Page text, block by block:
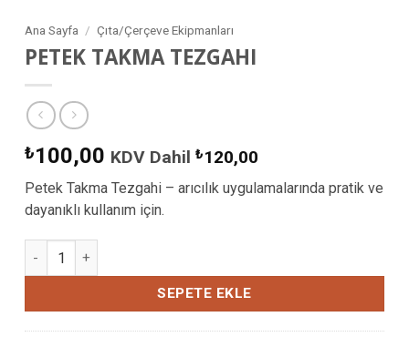
Ana Sayfa / Çıta/Çerçeve Ekipmanları
PETEK TAKMA TEZGAHI
₺100,00 KDV Dahil ₺120,00
Petek Takma Tezgahi – arıcılık uygulamalarında pratik ve
dayanıklı kullanım için.
SEPETE EKLE